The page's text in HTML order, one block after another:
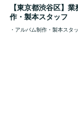
【東京都渋谷区】
作・製本スタッフ
・アルバム制作・製本スタ